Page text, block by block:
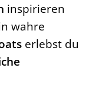
inspirieren
wahre
erlebst du